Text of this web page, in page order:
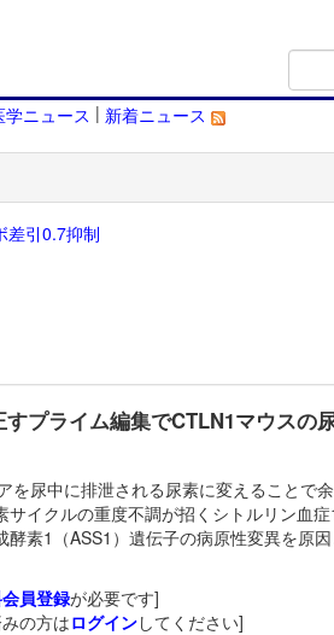
学ニュース | 新着ニュース
差引0.7抑制
プライム編集でCTLN1マウスの
を尿中に排泄される尿素に変えることで
サイクルの重度不調が招くシトルリン血
素1（ASS1）遺伝子の病原性変異を原因
員登録が必要です]
の方はログインしてください]